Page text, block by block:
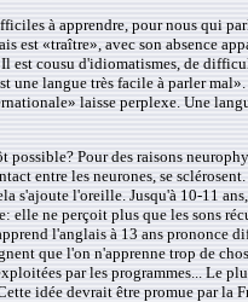
à apprendre, pour nous qui
est «traître», avec son absence
est cousu d'idiomatismes, de
une langue très facile à parler
laisse perplexe. Une
possible? Pour des raisons
entre les neurones, se
s'ajoute l'oreille. Jusqu'à 10-11
elle ne perçoit plus que les sons
l'anglais à 13 ans prononce
que l'on n'apprenne trop de
par les programmes... Le
idée devrait être promue par la